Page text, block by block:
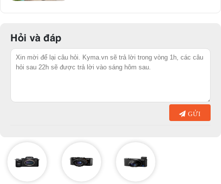
Hỏi và đáp
GỬI